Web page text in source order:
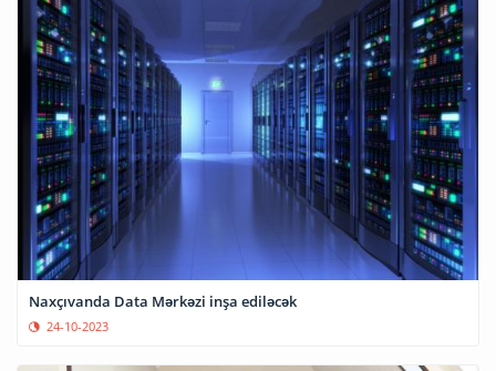
Naxçıvanda Data Mərkəzi inşa ediləcək
24-10-2023